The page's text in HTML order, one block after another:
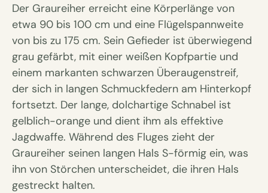
Der Graureiher erreicht eine Körperlänge von
etwa 90 bis 100 cm und eine Flügelspannweite
von bis zu 175 cm. Sein Gefieder ist überwiegend
grau gefärbt, mit einer weißen Kopfpartie und
einem markanten schwarzen Überaugenstreif,
der sich in langen Schmuckfedern am Hinterkopf
fortsetzt. Der lange, dolchartige Schnabel ist
gelblich-orange und dient ihm als effektive
Jagdwaffe. Während des Fluges zieht der
Graureiher seinen langen Hals S-förmig ein, was
ihn von Störchen unterscheidet, die ihren Hals
gestreckt halten.